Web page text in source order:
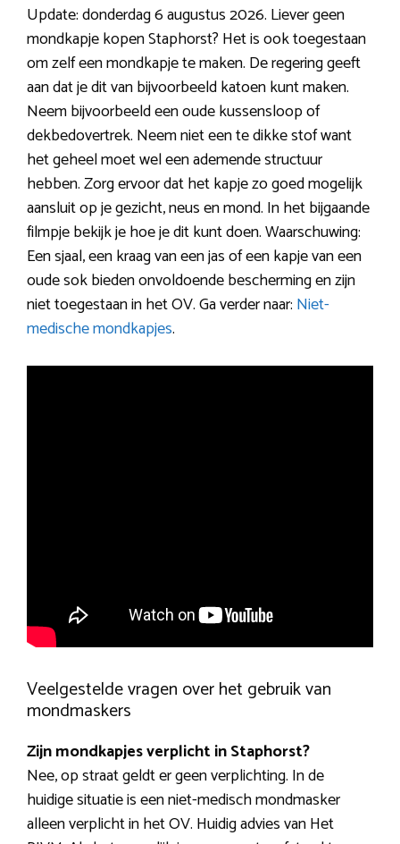
Update: donderdag 6 augustus 2026. Liever geen
mondkapje kopen Staphorst? Het is ook toegestaan
om zelf een mondkapje te maken. De regering geeft
aan dat je dit van bijvoorbeeld katoen kunt maken.
Neem bijvoorbeeld een oude kussensloop of
dekbedovertrek. Neem niet een te dikke stof want
het geheel moet wel een ademende structuur
hebben. Zorg ervoor dat het kapje zo goed mogelijk
aansluit op je gezicht, neus en mond. In het bijgaande
filmpje bekijk je hoe je dit kunt doen. Waarschuwing:
Een sjaal, een kraag van een jas of een kapje van een
oude sok bieden onvoldoende bescherming en zijn
niet toegestaan in het OV. Ga verder naar: Niet-
medische mondkapjes.
Veelgestelde vragen over het gebruik van
mondmaskers
Zijn mondkapjes verplicht in Staphorst?
Nee, op straat geldt er geen verplichting. In de
huidige situatie is een niet-medisch mondmasker
alleen verplicht in het OV. Huidig advies van Het